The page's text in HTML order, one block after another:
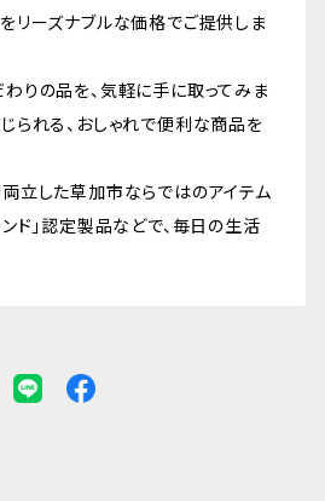
リーズナブルな価格でご提供しま
りの品を、気軽に手に取ってみま
られる、おしゃれで便利な商品を
立した草加市ならではのアイテム
ド」認定製品などで、毎日の生活